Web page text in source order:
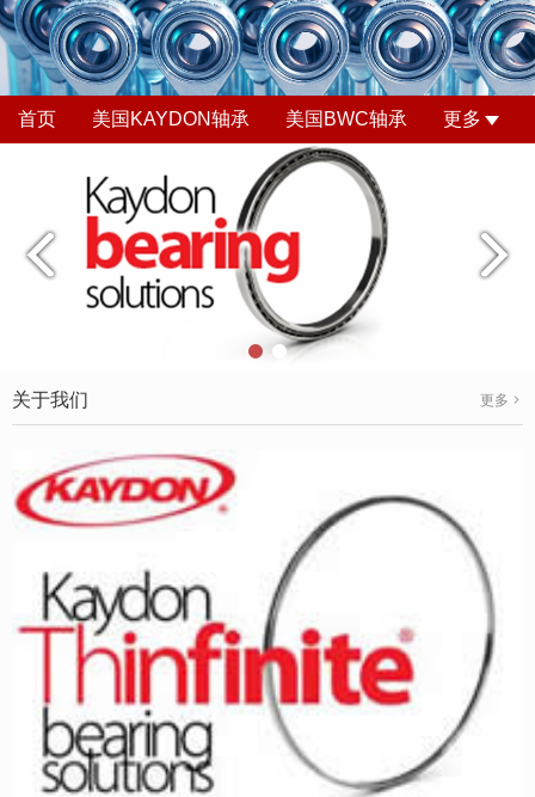
首页 美国KAYDON轴承 美国BWC轴承 更多
关于我们 更多